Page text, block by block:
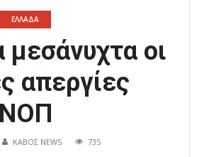
ΕΛΛΑΔΑ
οι
απεργίες
ΚΑΒΟΣ NEWS 735